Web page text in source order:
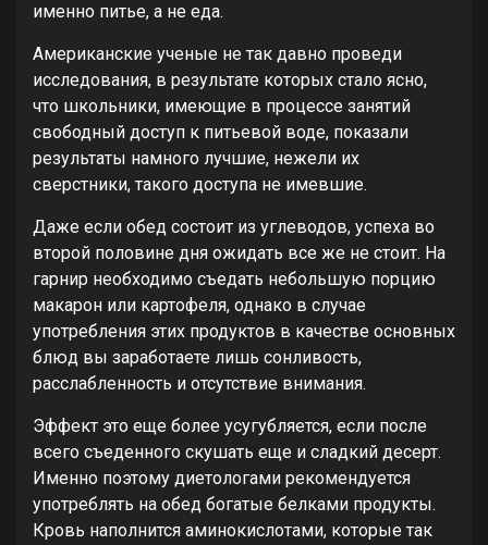
именно питье, а не еда.
Американские ученые не так давно проведи
исследования, в результате которых стало ясно,
что школьники, имеющие в процессе занятий
свободный доступ к питьевой воде, показали
результаты намного лучшие, нежели их
сверстники, такого доступа не имевшие.
Даже если обед состоит из углеводов, успеха во
второй половине дня ожидать все же не стоит. На
гарнир необходимо съедать небольшую порцию
макарон или картофеля, однако в случае
употребления этих продуктов в качестве основных
блюд вы заработаете лишь сонливость,
расслабленность и отсутствие внимания.
Эффект это еще более усугубляется, если после
всего съеденного скушать еще и сладкий десерт.
Именно поэтому диетологами рекомендуется
употреблять на обед богатые белками продукты.
Кровь наполнится аминокислотами, которые так